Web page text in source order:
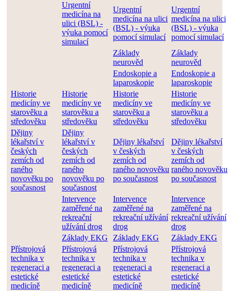
Urgentní
medicína na
ulici (BSL) -
výuka pomocí
simulací
Urgentní
medicína na ulici
(BSL) - výuka
pomocí simulací
Urgentní
medicína na ulici
(BSL) - výuka
pomocí simulací
Základy
neurověd
Základy
neurověd
Endoskopie a
laparoskopie
Endoskopie a
laparoskopie
Historie
medicíny ve
starověku a
středověku
Historie
medicíny ve
starověku a
středověku
Historie
medicíny ve
starověku a
středověku
Historie
medicíny ve
starověku a
středověku
Dějiny
lékařství v
českých
zemích od
raného
novověku po
současnost
Dějiny
lékařství v
českých
zemích od
raného
novověku po
současnost
Dějiny lékařství
v českých
zemích od
raného novověku
po současnost
Dějiny lékařství
v českých
zemích od
raného novověku
po současnost
Intervence
zaměřené na
rekreační
užívání drog
Intervence
zaměřené na
rekreační užívání
drog
Intervence
zaměřené na
rekreační užívání
drog
Základy EKG
Základy EKG
Základy EKG
Přístrojová
technika v
regeneraci a
estetické
medicíně
Přístrojová
technika v
regeneraci a
estetické
medicíně
Přístrojová
technika v
regeneraci a
estetické
medicíně
Přístrojová
technika v
regeneraci a
estetické
medicíně